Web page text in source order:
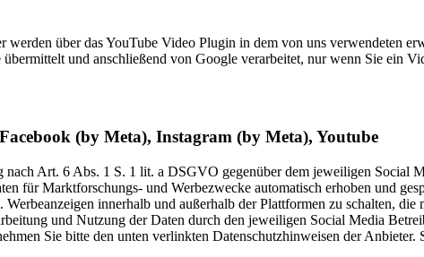
über das YouTube Video Plugin in dem von uns verwendeten
und anschließend von Google verarbeitet, nur wenn Sie ein
(by Meta), Instagram (by Meta), Youtube
Art. 6 Abs. 1 S. 1 lit. a DSGVO gegenüber dem jeweiligen Social
für Marktforschungs- und Werbezwecke automatisch erhoben und
innerhalb und außerhalb der Plattformen zu schalten,
und Nutzung der Daten durch den jeweiligen Social Media
Sie bitte den unten verlinkten Datenschutzhinweisen der